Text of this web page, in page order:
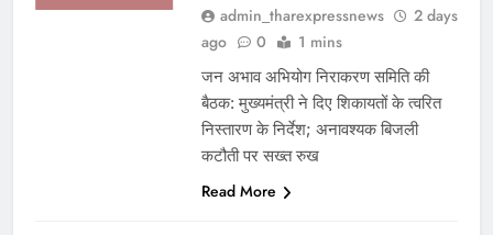
admin_tharexpressnews
2 days
ago
0 1 mins
जन अभाव अभियोग निराकरण समिति की
बैठक: मुख्यमंत्री ने दिए शिकायतों के त्वरित
निस्तारण के निर्देश; अनावश्यक बिजली
कटौती पर सख्त रुख
Read More